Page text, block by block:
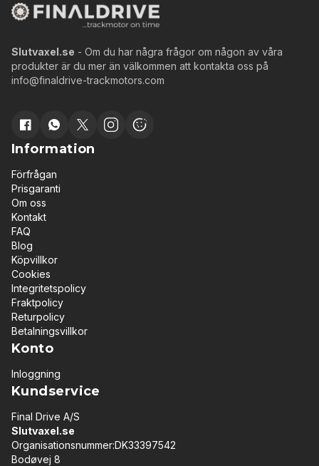
Slutvaxel.se - Om du har några frågor om någon av våra
produkter är du mer än välkommen att kontakta oss på
info@finaldrive-trackmotors.com
Information
Förfrågan
Prisgaranti
Om oss
Kontakt
FAQ
Blog
Köpvillkor
Cookies
Integritetspolicy
Fraktpolicy
Returpolicy
Betalningsvillkor
Konto
Inloggning
Kundservice
Final Drive A/S
Slutvaxel.se
Organisationsnummer:DK33397542
Bodøvej 8